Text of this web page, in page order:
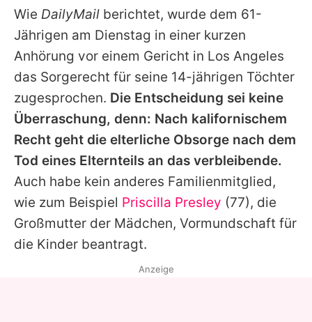
Wie DailyMail berichtet, wurde dem 61-
Jährigen am Dienstag in einer kurzen
Anhörung vor einem Gericht in Los Angeles
das Sorgerecht für seine 14-jährigen Töchter
zugesprochen. Die Entscheidung sei keine
Überraschung, denn: Nach kalifornischem
Recht geht die elterliche Obsorge nach dem
Tod eines Elternteils an das verbleibende.
Auch habe kein anderes Familienmitglied,
wie zum Beispiel Priscilla Presley (77), die
Großmutter der Mädchen, Vormundschaft für
die Kinder beantragt.
Anzeige